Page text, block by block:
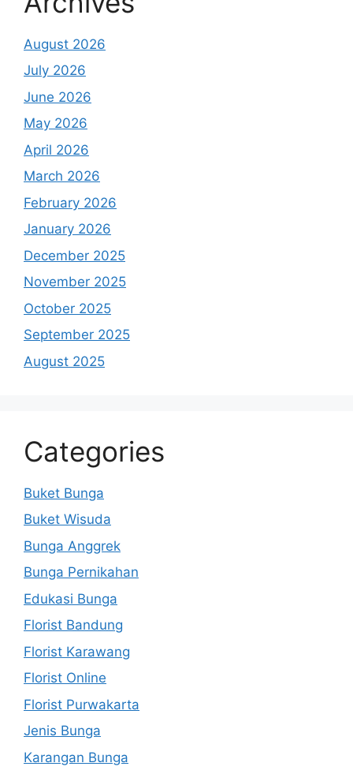
August 2026
July 2026
June 2026
May 2026
April 2026
March 2026
February 2026
January 2026
December 2025
November 2025
October 2025
September 2025
August 2025
Categories
Buket Bunga
Buket Wisuda
Bunga Anggrek
Bunga Pernikahan
Edukasi Bunga
Florist Bandung
Florist Karawang
Florist Online
Florist Purwakarta
Jenis Bunga
Karangan Bunga